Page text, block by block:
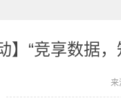
】“竞享数据
来